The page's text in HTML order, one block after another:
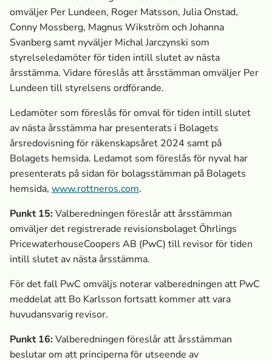
omväljer Per Lundeen, Roger Matsson, Julia Onstad,
Conny Mossberg, Magnus Wikström och Johanna
Svanberg samt nyväljer Michal Jarczynski som
styrelseledamöter för tiden intill slutet av nästa
årsstämma. Vidare föreslås att årsstämman omväljer Per
Lundeen till styrelsens ordförande.
Ledamöter som föreslås för omval för tiden intill slutet
av nästa årsstämma har presenterats i Bolagets
årsredovisning för räkenskapsåret 2024 samt på
Bolagets hemsida. Ledamot som föreslås för nyval har
presenterats på sidan för bolagsstämman på Bolagets
hemsida, www.rottneros.com.
Punkt 15:Valberedningen föreslår att årsstämman
omväljer det registrerade revisionsbolaget Öhrlings
PricewaterhouseCoopers AB (PwC) till revisor för tiden
intill slutet av nästa årsstämma.
För det fall PwC omväljs noterar valberedningen att PwC
meddelat att Bo Karlsson fortsatt kommer att vara
huvudansvarig revisor.
Punkt 16:Valberedningen föreslår att årsstämman
beslutar om att principerna för utseende av